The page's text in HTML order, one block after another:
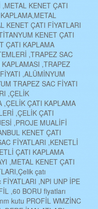
KENET ÇATI
KENET ÇATI FİYATLARI
KENET ÇATI
ÇATI KAPLAMA
,TRAPEZ SAC
,TRAPEZ
,ALÜMİNYUM
TRAPEZ SAC FİYATI
,ÇELİK
,ÇELİK ÇATI KAPLAMA
,ÇELİK ÇATI
,PROJE MUALİFİ
KENET ÇATI
FİYATLARI ,KENETLİ
ÇATI KAPLAMA
,METAL KENET ÇATI
çatı
FİYATLARI ,NPI UNP İPE
,60 BORU fiyatları
kutu PROFİL WMZİNC